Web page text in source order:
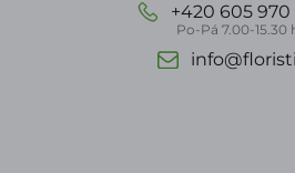
+420 605 970
Po-Pá 7.00-15.30